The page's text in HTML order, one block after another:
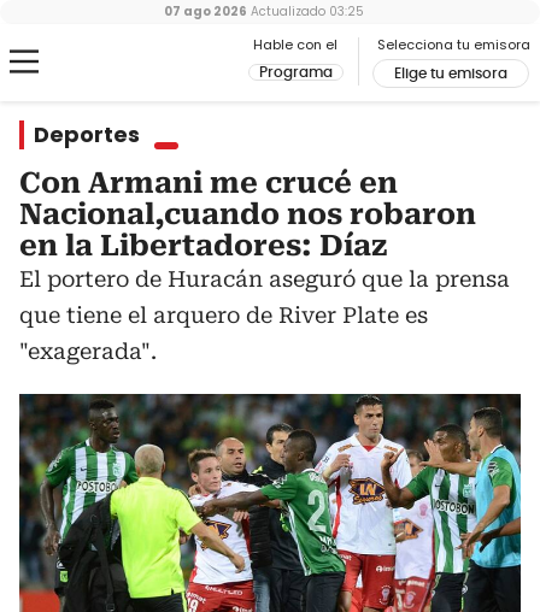
Hable con el
Programa
Selecciona tu emisora
Elige tu emisora
07 ago 2026 Actualizado 03:25
Deportes
Con Armani me crucé en
Nacional,cuando nos robaron
en la Libertadores: Díaz
El portero de Huracán aseguró que la prensa
que tiene el arquero de River Plate es
"exagerada".